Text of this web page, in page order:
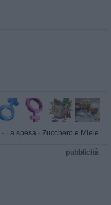
· La spesa · Zucchero e Miele
pubblicità